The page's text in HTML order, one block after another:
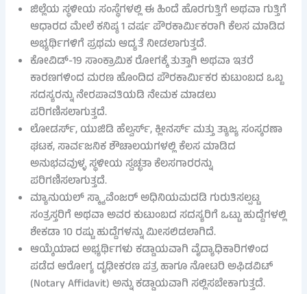
ಜಿಲ್ಲೆಯ ಸ್ಥಳೀಯ ಸಂಸ್ಥೆಗಳಲ್ಲಿ ಈ ಹಿಂದೆ ಹೊರಗುತ್ತಿಗೆ ಅಥವಾ ಗುತ್ತಿಗೆ
ಆಧಾರದ ಮೇಲೆ ಕನಿಷ್ಠ 1 ವರ್ಷ ಪೌರಕಾರ್ಮಿಕರಾಗಿ ಕೆಲಸ ಮಾಡಿದ
ಅಭ್ಯರ್ಥಿಗಳಿಗೆ ಪ್ರಥಮ ಆದ್ಯತೆ ನೀಡಲಾಗುತ್ತದೆ.
ಕೋವಿಡ್-19 ಸಾಂಕ್ರಾಮಿಕ ರೋಗಕ್ಕೆ ತುತ್ತಾಗಿ ಅಥವಾ ಇತರೆ
ಕಾರಣಗಳಿಂದ ಮರಣ ಹೊಂದಿದ ಪೌರಕಾರ್ಮಿಕರ ಕುಟುಂಬದ ಒಬ್ಬ
ಸದಸ್ಯರನ್ನು ನೇರಪಾವತಿಯಡಿ ನೇಮಕ ಮಾಡಲು
ಪರಿಗಣಿಸಲಾಗುತ್ತದೆ.
ಲೋಡರ್ಸ್, ಯುಜಿಡಿ ಹೆಲ್ವರ್ಸ್, ಕ್ಲೀನರ್ಸ್ ಮತ್ತು ತ್ಯಾಜ್ಯ ಸಂಸ್ಕರಣಾ
ಘಟಕ, ಸಾರ್ವಜನಿಕ ಶೌಚಾಲಯಗಳಲ್ಲಿ ಕೆಲಸ ಮಾಡಿದ
ಅನುಭವವುಳ್ಳ ಸ್ಥಳೀಯ ಸ್ವಚ್ಛತಾ ಕೆಲಸಗಾರರನ್ನು
ಪರಿಗಣಿಸಲಾಗುತ್ತದೆ.
ಮ್ಯಾನುಯಲ್ ಸ್ಕ್ಯಾವೆಂಜರ್ ಅಧಿನಿಯಮದಡಿ ಗುರುತಿಸಲ್ಪಟ್ಟ
ಸಂತ್ರಸ್ತರಿಗೆ ಅಥವಾ ಅವರ ಕುಟುಂಬದ ಸದಸ್ಯರಿಗೆ ಒಟ್ಟು ಹುದ್ದೆಗಳಲ್ಲಿ
ಶೇಕಡಾ 10 ರಷ್ಟು ಹುದ್ದೆಗಳನ್ನು ಮೀಸಲಿಡಲಾಗಿದೆ.
ಆಯ್ಕೆಯಾದ ಅಭ್ಯರ್ಥಿಗಳು ಕಡ್ಡಾಯವಾಗಿ ವೈದ್ಯಾಧಿಕಾರಿಗಳಿಂದ
ಪಡೆದ ಆರೋಗ್ಯ ದೃಢೀಕರಣ ಪತ್ರ ಹಾಗೂ ನೋಟರಿ ಅಫಿಡವಿಟ್
(Notary Affidavit) ಅನ್ನು ಕಡ್ಡಾಯವಾಗಿ ಸಲ್ಲಿಸಬೇಕಾಗುತ್ತದೆ.